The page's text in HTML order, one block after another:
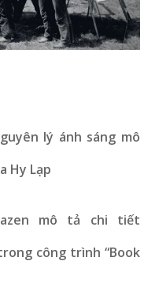
lý ánh sáng mô
Hy Lạp
mô tả chi tiết
công trình “Book